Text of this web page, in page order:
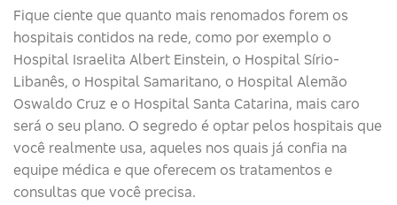
Fique ciente que quanto mais renomados forem os
hospitais contidos na rede, como por exemplo o
Hospital Israelita Albert Einstein, o Hospital Sírio-
Libanês, o Hospital Samaritano, o Hospital Alemão
Oswaldo Cruz e o Hospital Santa Catarina, mais caro
será o seu plano. O segredo é optar pelos hospitais que
você realmente usa, aqueles nos quais já confia na
equipe médica e que oferecem os tratamentos e
consultas que você precisa.